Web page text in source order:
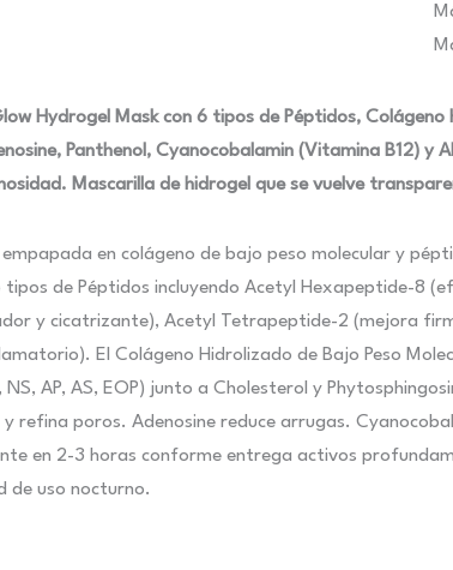
Hydrogel Mask con 6 tipos de Péptidos,
Panthenol, Cyanocobalamin (Vitamina B12)
Mascarilla de hidrogel que se vuelve
en colágeno de bajo peso molecular y
tipos de Péptidos incluyendo Acetyl Hexapeptide-8
y cicatrizante), Acetyl Tetrapeptide-2 (mejora
El Colágeno Hidrolizado de Bajo Peso
NS, AP, AS, EOP) junto a Cholesterol y
y refina poros. Adenosine reduce arrugas.
en 2-3 horas conforme entrega activos
de uso nocturno.